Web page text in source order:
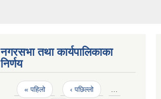
नगरसभा तथा कार्यपालिकाका
निर्णय
Pages
« पहिलो ‹ पछिल्लो